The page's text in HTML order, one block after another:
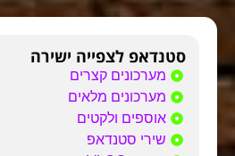
סטנדאפ לצפייה ישירה
מערכונים קצרים
מערכונים מלאים
אוספים ולקטים
שירי סטנדאפ